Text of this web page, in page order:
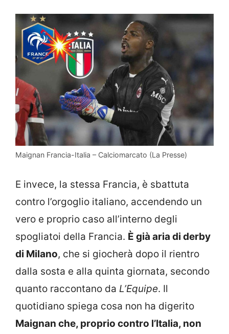
Maignan Francia-Italia – Calciomarcato (La Presse)
E invece, la stessa Francia, è sbattuta
contro l’orgoglio italiano, accendendo un
vero e proprio caso all’interno degli
spogliatoi della Francia. È già aria di derby
di Milano, che si giocherà dopo il rientro
dalla sosta e alla quinta giornata, secondo
quanto raccontano da L’Equipe. Il
quotidiano spiega cosa non ha digerito
Maignan che, proprio contro l’Italia, non